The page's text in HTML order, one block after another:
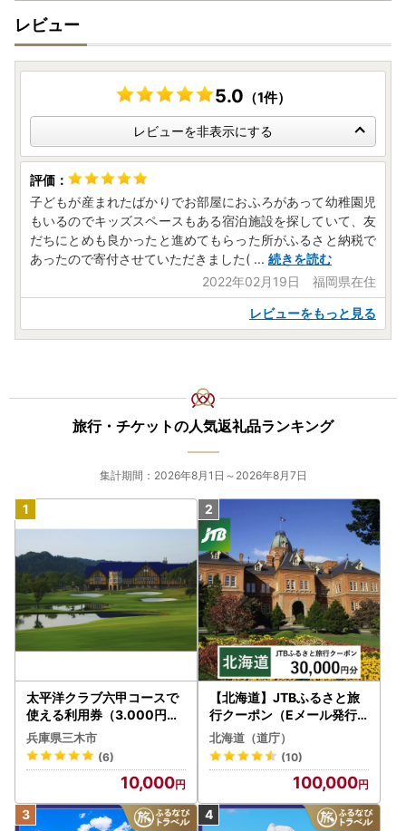
・ふるさと納税事務処理、申請書類の各種手続きのため
・お礼の品発送のため
・ふるさと納税のカタログ、メールマガジン、資料の送付、
その他サービスの提供のため
レビュー
5.0 （1件）
レビューを非表示にする
子どもが産まれたばかりでお部屋におふろがあって幼稚園児
もいるのでキッズスペースもある宿泊施設を探していて、友
だちにとめも良かったと進めてもらった所がふるさと納税で
あったので寄付させていただきました( ... 続きを読む
2022年02月19日 福岡県在住
レビューをもっと見る
旅行・チケットの人気返礼品ランキング
集計期間：2026年8月1日～2026年8月7日
太平洋クラブ六甲コースで
使える利用券（3.000円分
）
兵庫県三木市
(6)
10,000
【北海道】JTBふるさと旅
行クーポン（Eメール発行
）30,000円分 旅行 トラベ
ル 宿泊 人気 おすすめ JTB
W030T
北海道（道庁）
(10)
100,000